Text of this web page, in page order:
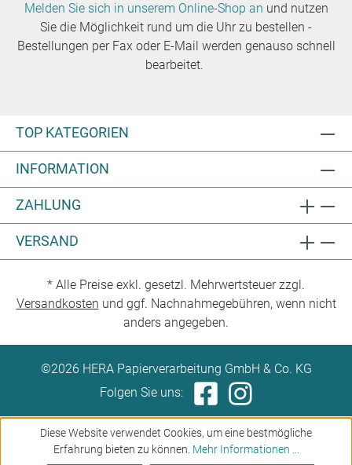
Melden Sie sich in unserem Online-Shop an und nutzen
Sie die Möglichkeit rund um die Uhr zu bestellen -
Bestellungen per Fax oder E-Mail werden genauso schnell
bearbeitet.
TOP KATEGORIEN
INFORMATION
ZAHLUNG
VERSAND
* Alle Preise exkl. gesetzl. Mehrwertsteuer zzgl.
Versandkosten und ggf. Nachnahmegebühren, wenn nicht
anders angegeben.
©2026 HERA Papierverarbeitung GmbH & Co. KG
Folgen Sie uns:
Diese Website verwendet Cookies, um eine bestmögliche
Erfahrung bieten zu können. Mehr Informationen ...